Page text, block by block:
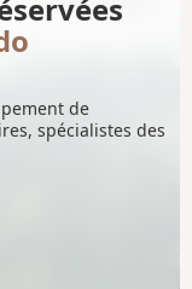
de
spécialistes des